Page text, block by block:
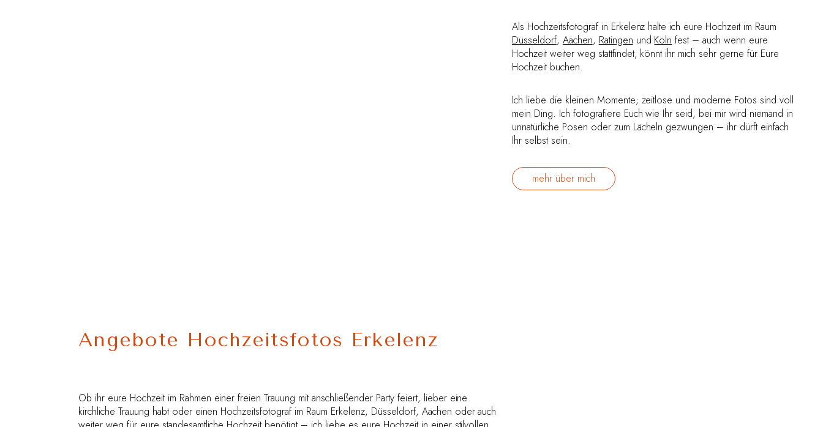
Als Hochzeitsfotograf in Erkelenz halte ich eure Hochzeit im Raum
Düsseldorf, Aachen, Ratingen und Köln fest – auch wenn eure
Hochzeit weiter weg stattfindet, könnt ihr mich sehr gerne für Eure
Hochzeit buchen.
Ich liebe die kleinen Momente; zeitlose und moderne Fotos sind voll
mein Ding. Ich fotografiere Euch wie Ihr seid, bei mir wird niemand in
unnatürliche Posen oder zum Lächeln gezwungen – ihr dürft einfach
Ihr selbst sein.
mehr über mich
Angebote Hochzeitsfotos Erkelenz
Ob ihr eure Hochzeit im Rahmen einer freien Trauung mit anschließender Party feiert, lieber eine
kirchliche Trauung habt oder einen Hochzeitsfotograf im Raum Erkelenz, Düsseldorf, Aachen oder auch